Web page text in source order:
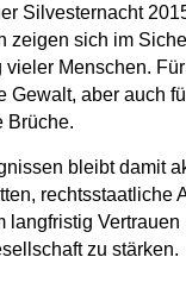
Silvesternacht
zeigen sich im
Menschen.
Gewalt, aber auch
Brüche.
bleibt damit
rechtsstaatliche
langfristig Vertrauen
zu stärken.